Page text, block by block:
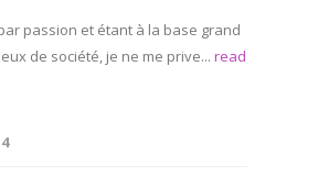
passion et étant à la base grand
de société, je ne me prive... read